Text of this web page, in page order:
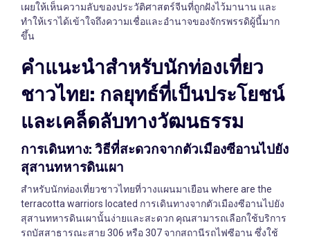
เผยให้เห็นความลับของประวัติศาสตร์จีนที่ถูกฝังไว้มานาน และ
ทำให้เราได้เข้าใจถึงความเชื่อและอำนาจของจักรพรรดิผู้นี้มาก
ขึ้น
คำแนะนำสำหรับนักท่องเที่ยว
ชาวไทย: กลยุทธ์ที่เป็นประโยชน์
และเคล็ดลับทางวัฒนธรรม
การเดินทาง: วิธีที่สะดวกจากตัวเมืองซีอานไปยัง
สุสานทหารดินเผา
สำหรับนักท่องเที่ยวชาวไทยที่วางแผนมาเยือน where are the
terracotta warriors located การเดินทางจากตัวเมืองซีอานไปยัง
สุสานทหารดินเผานั้นง่ายและสะดวก คุณสามารถเลือกใช้บริการ
รถบัสสาธารณะสาย 306 หรือ 307 จากสถานีรถไฟซีอาน ซึ่งใช้